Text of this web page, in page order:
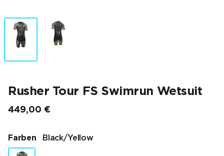
Rusher Tour FS Swimrun Wetsuit
449,00 €
Endpreis
Farben Black/yellow